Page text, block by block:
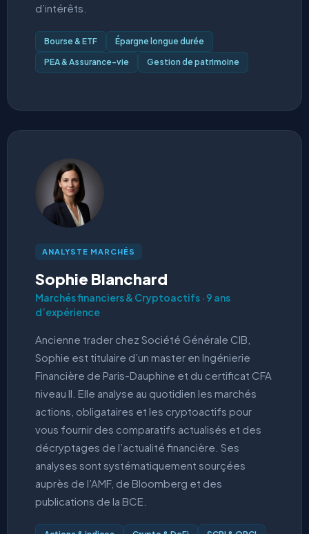
d’intérêts.
Bourse & ETF
Épargne longue durée
PEA & Assurance-vie
Gestion de patrimoine
ANALYSTE MARCHÉS
Sophie Blanchard
Marchés financiers & Cryptoactifs · 9 ans
d’expérience
Ancienne trader chez Société Générale CIB,
Sophie est titulaire d’un master en Ingénierie
Financière de Paris-Dauphine et du certificat CFA
niveau II. Elle analyse au quotidien les marchés
actions, obligataires et les cryptoactifs pour
vous fournir des comparatifs actualisés et des
décryptages de l’actualité financière. Ses
analyses sont systématiquement sourçées
auprès de l’AMF, de Bloomberg et des
publications de la BCE.